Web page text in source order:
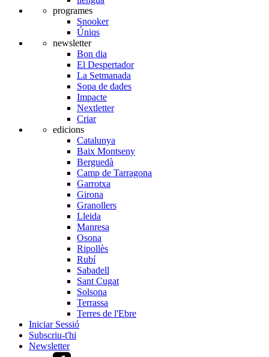
programes
Snooker
Úniqs
newsletter
Bon dia
El Despertador
La Setmanada
Sopa de dades
Impacte
Nextletter
Criar
edicions
Catalunya
Baix Montseny
Berguedà
Camp de Tarragona
Garrotxa
Girona
Granollers
Lleida
Manresa
Osona
Ripollès
Rubí
Sabadell
Sant Cugat
Solsona
Terrassa
Terres de l'Ebre
Iniciar Sessió
Subscriu-t'hi
Newsletter